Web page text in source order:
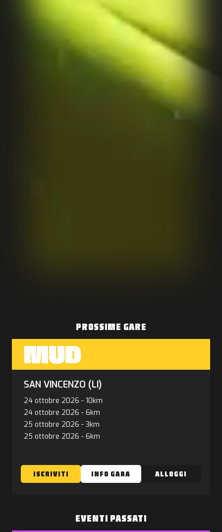
PROSSIME GARE
MUD
SAN VINCENZO (LI)
24 ottobre 2026 - 10km
24 ottobre 2026 - 6km
25 ottobre 2026 - 3km
25 ottobre 2026 - 6km
ISCRIVITI INFO GARA ALLOGGI
EVENTI PASSATI